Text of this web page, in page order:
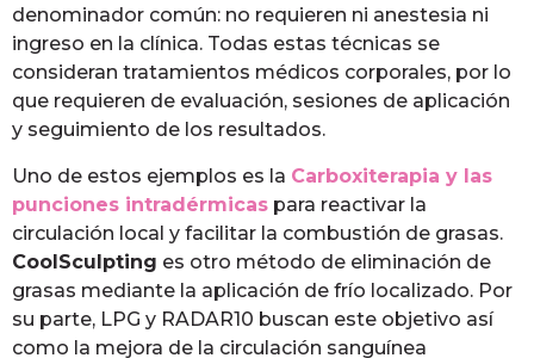
denominador común: no requieren ni anestesia ni
ingreso en la clínica. Todas estas técnicas se
consideran tratamientos médicos corporales, por lo
que requieren de evaluación, sesiones de aplicación
y seguimiento de los resultados.
Uno de estos ejemplos es la Carboxiterapia y las
punciones intradérmicas para reactivar la
circulación local y facilitar la combustión de grasas.
CoolSculpting es otro método de eliminación de
grasas mediante la aplicación de frío localizado. Por
su parte, LPG y RADAR10 buscan este objetivo así
como la mejora de la circulación sanguínea